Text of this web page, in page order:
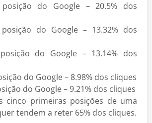
do Google – 20.5% dos
posição do Google – 13.32% dos
do Google – 13.14% dos
do Google – 8.98% dos cliques
do Google – 9.21% dos cliques
cinco primeiras posições de uma
tendem a reter 65% dos cliques.